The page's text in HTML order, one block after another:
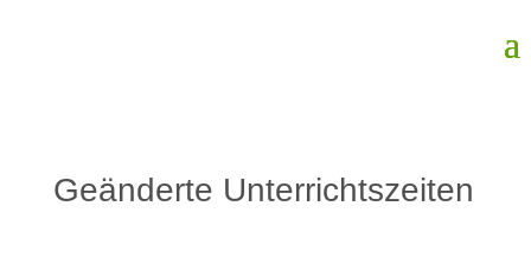
Geänderte Unterrichtszeiten